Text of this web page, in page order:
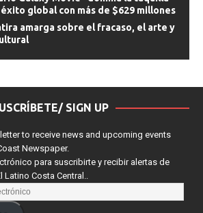
Galaxy Movie” domina la taquilla
global con más de $629 millones
amarga sobre el fracaso, el arte y
SIGN UP
to receive news and upcoming events
Newspaper.
para suscribirte y recibir alertas de
Latino Costa Central..